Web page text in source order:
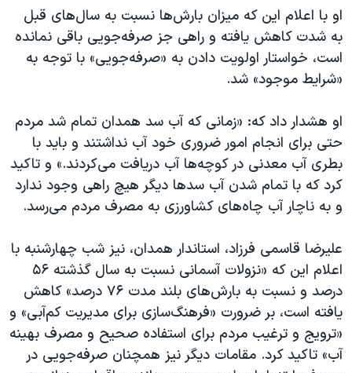
صفحه‌های ویژه
سفر پرزیدنت ترامپ به چین
او با اعلام این که میزان بارش‌ها نسبت به سال‌های قبل
به شدت کاهش یافته و راهی جز صرفه‌جویی باقی نمانده
است، خواستار اولویت دادن به «صرفه‌جویی» با توجه به
«شرایط موجود» شد.
او هشدار داد که: «زمانی که آب سد همدان تمام شد مردم
حتی برای انجام امور ضروری خود آب نداشتند و باید با
بطری آب معدنی در کوچه‌ها آب دریافت می‌کردند.» و تاکید
کرد که با تمام شدن آب سدها دیگر هیچ راهی وجود ندارد
و به ناچار آب چاه‌های کشاورزی به مصرف مردم می‌رسد.
علیرضا قاسمی فرزاد، استاندار همدان، نیز شب چهارشنبه با
اعلام این که «نزولات آسمانی نسبت به سال گذشته ۵۶
درصد و نسبت به بارش‌های بلند مدت ۷۶ درصد» کاهش
یافته است، بر ضرورت «فرهنگ‌سازی برای مدیریت کم‌آبی» و
«ترویج و ترغیب مردم برای استفاده صحیح و مصرف بهینه
آب» تاکید کرد. مقامات دیگر نیز همچنان صرفه‌جویی در